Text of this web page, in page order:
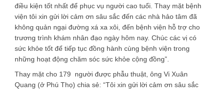
điều kiện tốt nhất để phục vụ người cao tuổi. Thay mặt bệnh
viện tôi xin gửi lời cảm ơn sâu sắc đến các nhà hảo tâm đã
không quản ngại đường xá xa xôi, đến bệnh viện hỗ trợ cho
trương trình khám nhân đạo ngày hôm nay. Chúc các vị có
sức khỏe tốt để tiếp tục đồng hành cùng bệnh viện trong
những hoạt động chăm sóc sức khỏe cộng đồng”.
Thay mặt cho 179 người được phẫu thuật, ông Vi Xuân
Quang (ở Phú Thọ) chia sẻ: “Tôi xin gửi lời cảm ơn sâu sắc